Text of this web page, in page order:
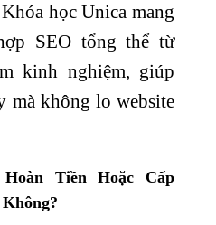
học Unica mang
SEO tổng thể từ
kinh nghiệm, giúp
mà không lo website
Tiền Hoặc Cấp